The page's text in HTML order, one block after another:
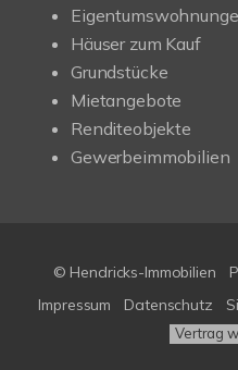
Häuser zum Kauf
Grundstücke
Mietangebote
Renditeobjekte
Gewerbeimmobilien
© Hendricks-Immobilien
Impressum
Datenschutz
Vertrag